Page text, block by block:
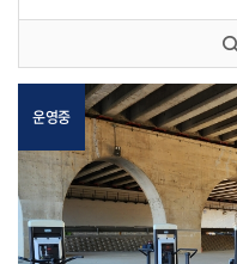
운영중